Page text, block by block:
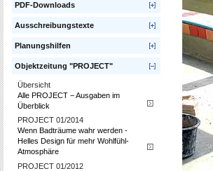
PDF-Downloads
Ausschreibungstexte
Planungshilfen
Objektzeitung "PROJECT"
Übersicht
Alle PROJECT − Ausgaben im
Überblick
PROJECT 01/2014
Wenn Badträume wahr werden -
Helles Design für mehr Wohlfühl-
Atmosphäre
PROJECT 01/2012